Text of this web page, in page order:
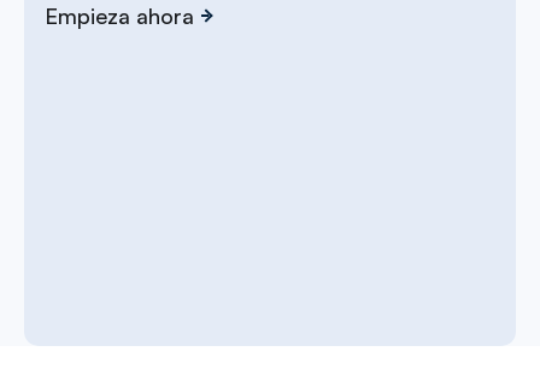
Empieza ahora